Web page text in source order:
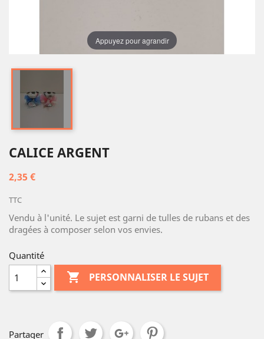
Appuyez pour agrandir
CALICE ARGENT
2,35 €
TTC
Vendu à l'unité. Le sujet est garni de tulles de rubans et des
dragées à composer selon vos envies.
Quantité
 PERSONNALISER LE SUJET
Partager